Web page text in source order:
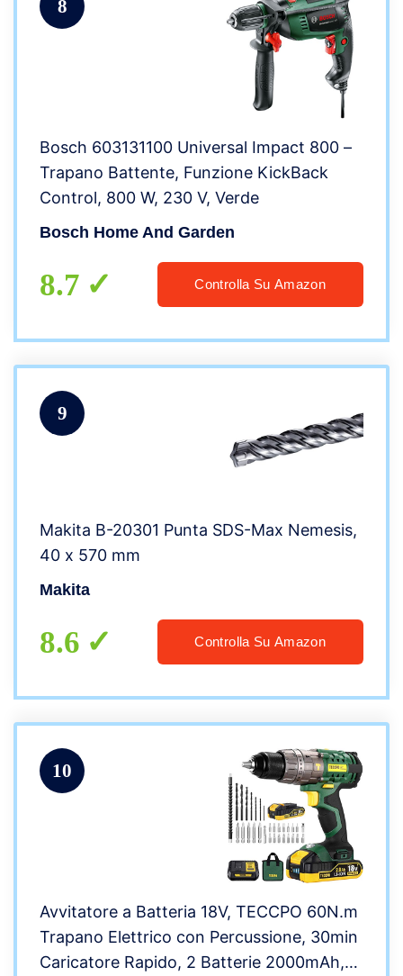
8
Bosch 603131100 Universal Impact 800 –
Trapano Battente, Funzione KickBack
Control, 800 W, 230 V, Verde
Bosch Home And Garden
8.7 Controlla Su Amazon
9
Makita B-20301 Punta SDS-Max Nemesis,
40 x 570 mm
Makita
8.6 Controlla Su Amazon
10
Avvitatore a Batteria 18V, TECCPO 60N.m
Trapano Elettrico con Percussione, 30min
Caricatore Rapido, 2 Batterie 2000mAh,